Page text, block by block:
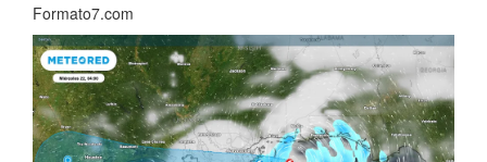
Formato7.com